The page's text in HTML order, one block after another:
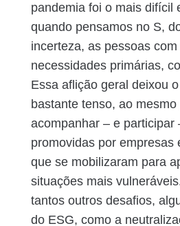
pandemia foi o mais difícil
quando pensamos no S,
incerteza, as pessoas
necessidades primárias,
Essa aflição geral deixou
bastante tenso, ao
acompanhar – e participar
promovidas por empresas
que se mobilizaram para
situações mais
tantos outros desafios,
do ESG, como a